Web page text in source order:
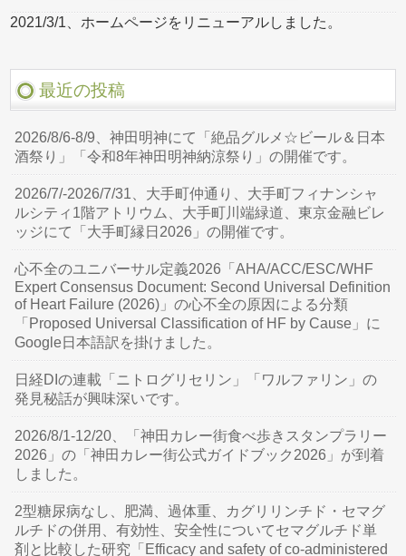
2021/3/1、ホームページをリニューアルしました。
最近の投稿
2026/8/6-8/9、神田明神にて「絶品グルメ☆ビール＆日本
酒祭り」「令和8年神田明神納涼祭り」の開催です。
2026/7/-2026/7/31、大手町仲通り、大手町フィナンシャ
ルシティ1階アトリウム、大手町川端緑道、東京金融ビレ
ッジにて「大手町縁日2026」の開催です。
心不全のユニバーサル定義2026「AHA/ACC/ESC/WHF
Expert Consensus Document: Second Universal Definition
of Heart Failure (2026)」の心不全の原因による分類
「Proposed Universal Classification of HF by Cause」に
Google日本語訳を掛けました。
日経DIの連載「ニトログリセリン」「ワルファリン」の
発見秘話が興味深いです。
2026/8/1-12/20、「神田カレー街食べ歩きスタンプラリー
2026」の「神田カレー街公式ガイドブック2026」が到着
しました。
2型糖尿病なし、肥満、過体重、カグリリンチド・セマグ
ルチドの併用、有効性、安全性についてセマグルチド単
剤と比較した研究「Efficacy and safety of co-administered